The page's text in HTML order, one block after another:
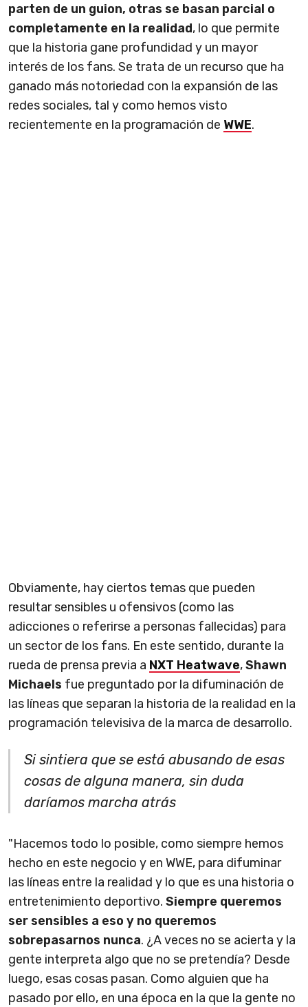
parten de un guion, otras se basan parcial o
completamente en la realidad, lo que permite
que la historia gane profundidad y un mayor
interés de los fans. Se trata de un recurso que ha
ganado más notoriedad con la expansión de las
redes sociales, tal y como hemos visto
recientemente en la programación de WWE.
Obviamente, hay ciertos temas que pueden
resultar sensibles u ofensivos (como las
adicciones o referirse a personas fallecidas) para
un sector de los fans. En este sentido, durante la
rueda de prensa previa a NXT Heatwave,Shawn
Michaels fue preguntado por la difuminación de
las líneas que separan la historia de la realidad en la
programación televisiva de la marca de desarrollo.
Si sintiera que se está abusando de esas
cosas de alguna manera, sin duda
daríamos marcha atrás
"Hacemos todo lo posible, como siempre hemos
hecho en este negocio y en WWE, para difuminar
las líneas entre la realidad y lo que es una historia o
entretenimiento deportivo. Siempre queremos
ser sensibles a eso y no queremos
sobrepasarnos nunca. ¿A veces no se acierta y la
gente interpreta algo que no se pretendía? Desde
luego, esas cosas pasan. Como alguien que ha
pasado por ello, en una época en la que la gente no